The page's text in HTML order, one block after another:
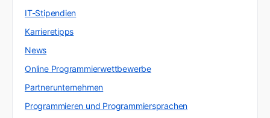
IT-Stipendien
Karrieretipps
News
Online Programmierwettbewerbe
Partnerunternehmen
Programmieren und Programmiersprachen